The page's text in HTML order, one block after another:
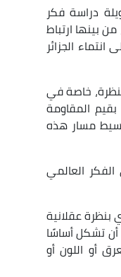
دراسة فكر
بينها ارتباط
الجزائر
خاصة في
المقاومة
مسار هذه
العالمي
بنظرة عقلانية
أن تشكل أساسًا
أو اللون أو